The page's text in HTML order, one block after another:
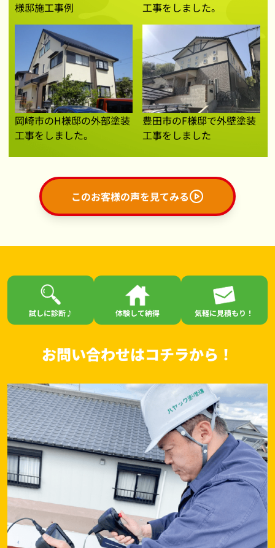
様邸施工事例
工事をしました。
岡崎市のH様邸の外部塗装
工事をしました。
豊田市のF様邸で外壁塗装
工事をしました
このお客様の声を見てみる
試しに診断♪ 体験して納得 気軽に見積もり！
お問い合わせはコチラから！